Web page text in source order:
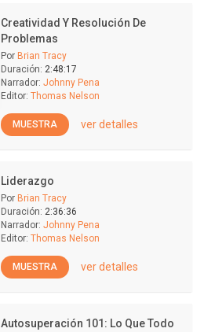
Creatividad Y Resolución De
Problemas
Por Brian Tracy
Duración: 2:48:17
Narrador: Johnny Pena
Editor: Thomas Nelson
MUESTRA ver detalles
Liderazgo
Por Brian Tracy
Duración: 2:36:36
Narrador: Johnny Pena
Editor: Thomas Nelson
MUESTRA ver detalles
Autosuperación 101: Lo Que Todo